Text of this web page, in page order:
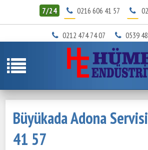
7/24 0216 606 41 57
0212 474 74 07 0539
Büyükada Adona
41 57